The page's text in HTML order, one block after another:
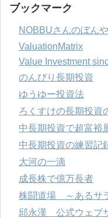
ブックマーク
NOBBUさんのぼん
ValuationMatrix
Value Investment
のんびり長期投資
ゆうゆー投資法
ろくすけの長期投資
中長期投資で超富裕
中長期投資の練習記
大河の一滴
成長株で億万長者
株闘道場 ～あるサ
邱永漢 公式ウェブ